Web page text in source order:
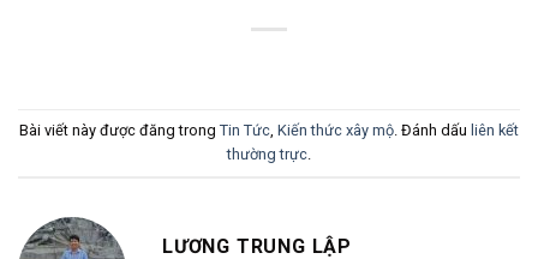
Bài viết này được đăng trong Tin Tức Kiến thức xây mộ . Đánh dấu liên kết
thường trực
LƯƠNG TRUNG LẬP